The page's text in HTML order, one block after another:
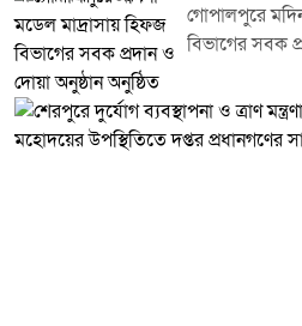
গোপালপুরে
বিভাগের সবক